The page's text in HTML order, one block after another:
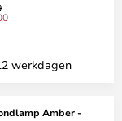
werkdagen
Amber -